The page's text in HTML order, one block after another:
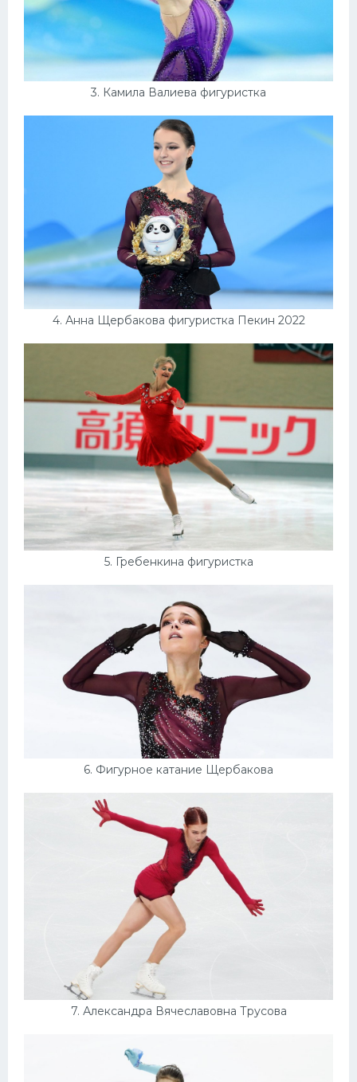
3. Камила Валиева фигуристка
4. Анна Щербакова фигуристка Пекин 2022
5. Гребенкина фигуристка
6. Фигурное катание Щербакова
7. Александра Вячеславовна Трусова